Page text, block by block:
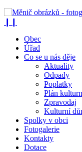
Obec
Úřad
Co se u nás děje
Aktuality
Odpady
Poplatky
Plán
Zpravodaj
Kulturní
Spolky v obci
Fotogalerie
Kontakty
Dotace